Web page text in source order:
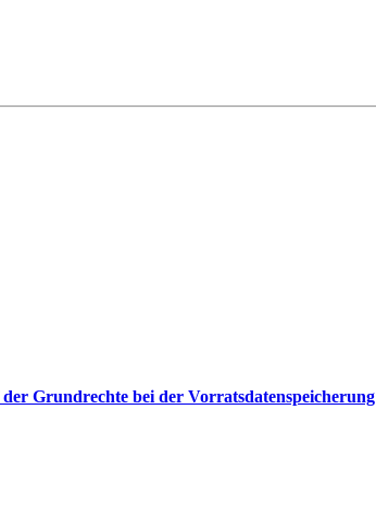
Grundrechte bei der Vorratsdatenspeicherung